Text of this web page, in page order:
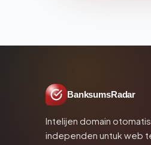
BanksumsRadar
Intelijen domain
independen untuk web